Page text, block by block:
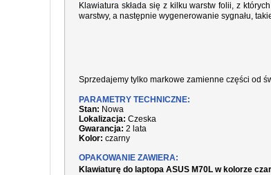
Klawiatura składa się z kilku warstw folii, z
warstwy, a następnie wygenerowanie sygnału,
Sprzedajemy tylko markowe zamienne części od
PARAMETRY TECHNICZNE:
Stan: Nowa
Lokalizacja: Czeska
Gwarancja: 2 lata
Kolor: czarny
OPAKOWANIE ZAWIERA:
Klawiaturę do laptopa ASUS M70L w kolorze